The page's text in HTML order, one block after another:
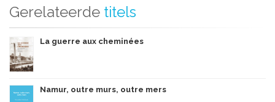
Gerelateerde titels
La guerre aux cheminées
Namur, outre murs, outre mers